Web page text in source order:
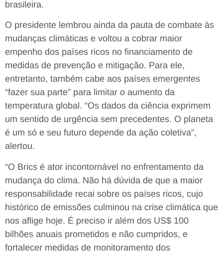
brasileira.
O presidente lembrou ainda da pauta de combate às
mudanças climáticas e voltou a cobrar maior
empenho dos países ricos no financiamento de
medidas de prevenção e mitigação. Para ele,
entretanto, também cabe aos países emergentes
“fazer sua parte” para limitar o aumento da
temperatura global. “Os dados da ciência exprimem
um sentido de urgência sem precedentes. O planeta
é um só e seu futuro depende da ação coletiva”,
alertou.
“O Brics é ator incontornável no enfrentamento da
mudança do clima. Não há dúvida de que a maior
responsabilidade recai sobre os países ricos, cujo
histórico de emissões culminou na crise climática que
nos aflige hoje. É preciso ir além dos US$ 100
bilhões anuais prometidos e não cumpridos, e
fortalecer medidas de monitoramento dos